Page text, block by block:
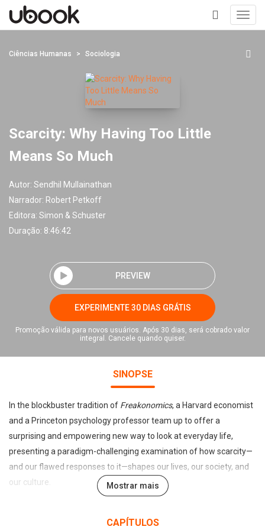
+
Ciências Humanas Sociologia
Scarcity: Why Having Too Little
Means So Much
Autor: Sendhil Mullainathan
Narrador: Robert Petkoff
Editora: Simon & Schuster
Duração: 8:46:42
PREVIEW
EXPERIMENTE 30 DIAS GRÁTIS
Promoção válida para novos usuários. Após 30 dias, será cobrado valor
integral. Cancele quando quiser.
SINOPSE
In the blockbuster tradition of Freakonomics, a Harvard economist
and a Princeton psychology professor team up to offer a
surprising and empowering new way to look at everyday life,
presenting a paradigm-challenging examination of how scarcity—
and our flawed responses to it—shapes our lives, our society, and
our culture.
Mostrar mais
CAPÍTULOS